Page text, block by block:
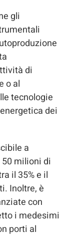
gli
di
o al
tecnologie
dei
a
milioni di
il 35% e il
Inoltre, è
con
i medesimi
porti al